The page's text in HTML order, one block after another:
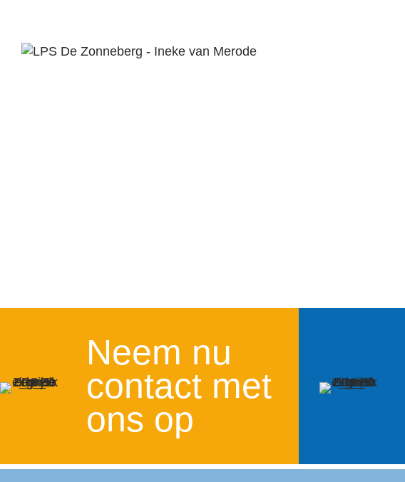
Neem nu
contact met
ons op